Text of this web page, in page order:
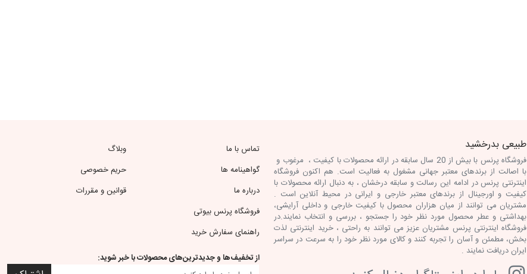
طبیعی بدرخشید
فروشگاه پرنس با بیش از 20 سال سابقه در ارائه محصولات با کیفیت ، مرغوب و
با اصالت از برندهای معتبر جهانی مشغول به فعالیت است. هم اکنون فروشگاه
اینترنتی پرنس در ادامه این رسالت و سابقه درخشان ، به دنبال ارائه محصولات با
کیفیت و اورجینال از برندهای معتبر خارجی و ایرانی در محیط آنلاین است .
مشتریان می توانند از میان هزاران محصول با کیفیت خارجی و داخلی آرایشی،
بهداشتی و عطر محصول مورد نظر خود را جستجو ، بررسی و انتخاب نمایند.در
فروشگاه اینترنتی پرنس مشتریان عزیز می توانند به راحتی ، خرید اینترنتی لذت
بخش، مطمئن و آسان را تجربه کنند و کالای مورد نظر خود را به سرعت در سراسر
ایران دریافت نمایند .
تماس با ما
گواهینامه ها
درباره ما
فروشگاه پرنس بیوتی
راهنمای سفارش خرید
وبلاگ
حریم خصوصی
قوانین و مقررات
از تخفیف‌ها و جدیدترین‌های محصولات با خبر شوید: